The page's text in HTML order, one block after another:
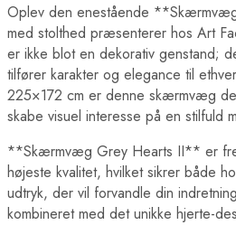
Oplev den enestående
med stolthed præsenterer hos Art
er ikke blot en dekorativ genstand;
tilfører karakter og elegance til
225×172 cm er denne skærmvæg
skabe visuel interesse på en stilfuld
**Skærmvæg Grey Hearts II** er
højeste kvalitet, hvilket sikrer både
udtryk, der vil forvandle din
kombineret med det unikke hjerte-